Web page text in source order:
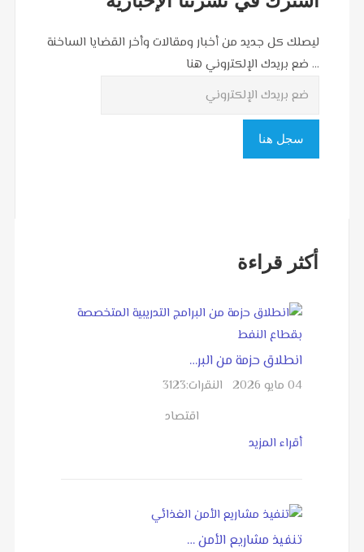
ليصلك كل جديد من أخبار ومقالات وأخر القضايا الساخنة
... ضع بريدك الإلكتروني هنا
أكثر قراءة
انطلاق حزمة من البر…
04 مايو 2026 النقرات:3123
اقتصاد
أقراء المزيد
تنفيذ مشاريع الأمن …